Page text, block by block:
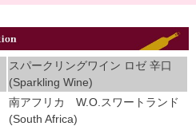
スパークリングワイン ロゼ 辛口
(Sparkling Wine)
南アフリカ W.O.スワートランド
(South Africa)